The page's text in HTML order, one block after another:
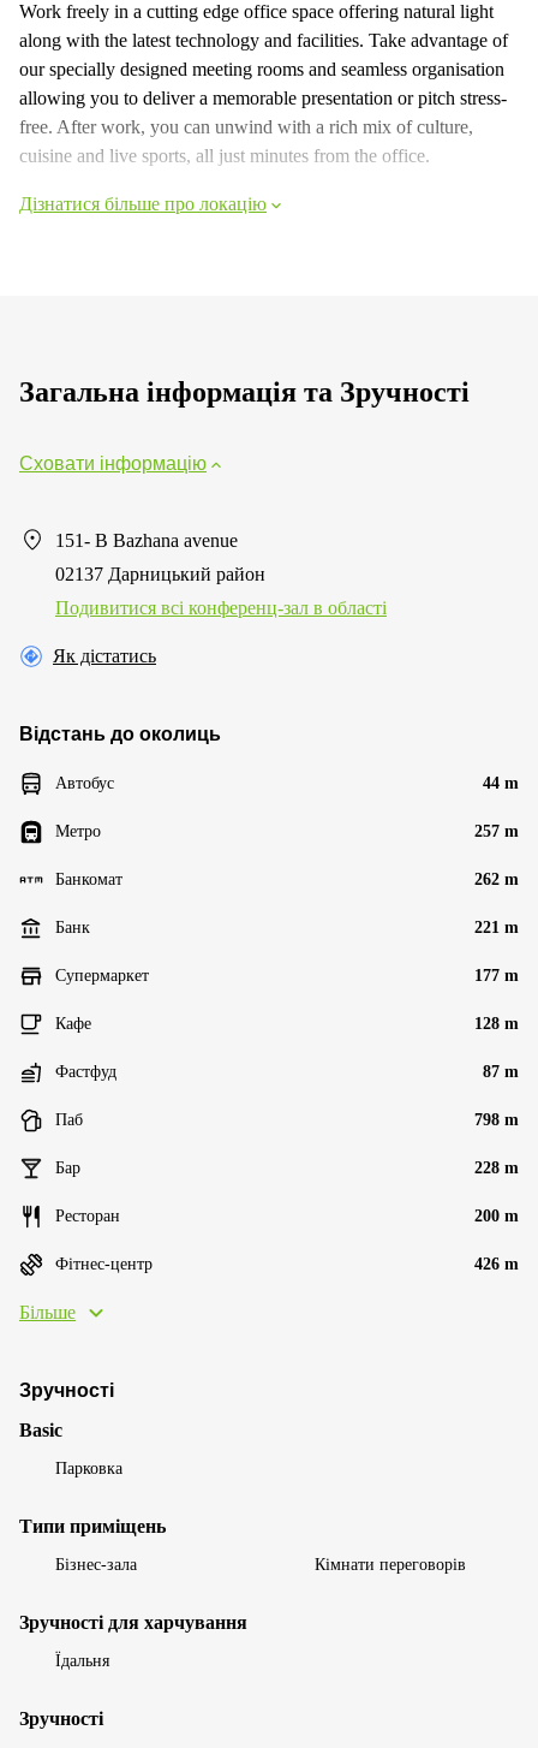
Work freely in a cutting edge office space offering natural light
along with the latest technology and facilities. Take advantage of
our specially designed meeting rooms and seamless organisation
allowing you to deliver a memorable presentation or pitch stress-
free. After work, you can unwind with a rich mix of culture,
cuisine and live sports, all just minutes from the office.
Дізнатися більше про локацію
Загальна інформація та Зручності
Сховати інформацію
151- B Bazhana avenue
02137 Дарницький район
Подивитися всі конференц-зал в області
Як дістатись
Відстань до околиць
Автобус 44 m
Метро 257 m
Банкомат 262 m
Банк 221 m
Супермаркет 177 m
Кафе 128 m
Фастфуд 87 m
Паб 798 m
Бар 228 m
Ресторан 200 m
Фітнес-центр 426 m
Більше
Зручності
Basic
Парковка
Типи приміщень
Бізнес-зала Кімнати переговорів
Зручності для харчування
Їдальня
Зручності